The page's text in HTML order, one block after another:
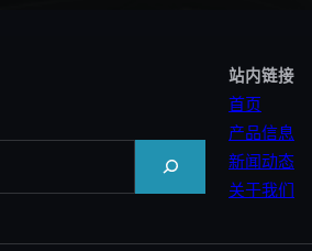
站内链接
首页
产品信息
新闻动态
关于我们